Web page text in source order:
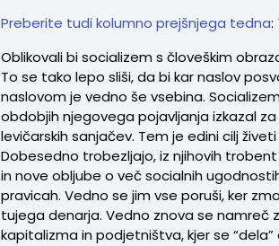
Preberite tudi kolumno prejšnjega tedna:
Oblikovali bi socializem s človeškim
To se tako lepo sliši, da bi kar naslov
naslovom je vedno še vsebina.
obdobjih njegovega pojavljanja izkazal
levičarskih sanjačev. Tem je edini cilj
Dobesedno trobezljajo, iz njihovih
in nove obljube o več socialnih
pravicah. Vedno se jim vse poruši, ker
tujega denarja. Vedno znova se namreč
kapitalizma in podjetništva, kjer se “dela”